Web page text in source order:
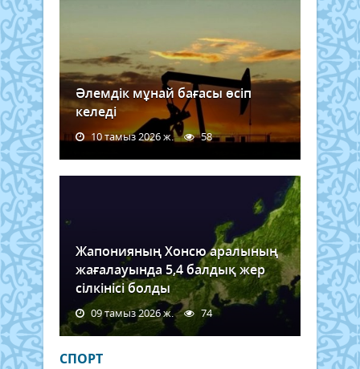
Әлемдік мұнай бағасы өсіп
келеді
10 тамыз 2026 ж. 58
Жапонияның Хонсю аралының
жағалауында 5,4 балдық жер
сілкінісі болды
09 тамыз 2026 ж. 74
СПОРТ